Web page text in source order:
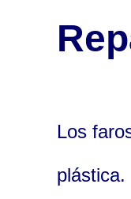
Los
plástica.